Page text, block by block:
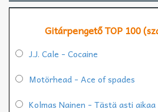
Gitárpengető TOP 100
J.J. Cale - Cocaine
Motörhead - Ace of spades
Kolmas Nainen - Tästä asti aikaa